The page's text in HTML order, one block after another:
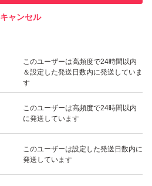
このユーザーは高頻度で24時間以内
＆設定した発送日数内に発送していま
す
このユーザーは高頻度で24時間以内
に発送しています
このユーザーは設定した発送日数内に
発送しています
キャンセル
いいね！
2,099